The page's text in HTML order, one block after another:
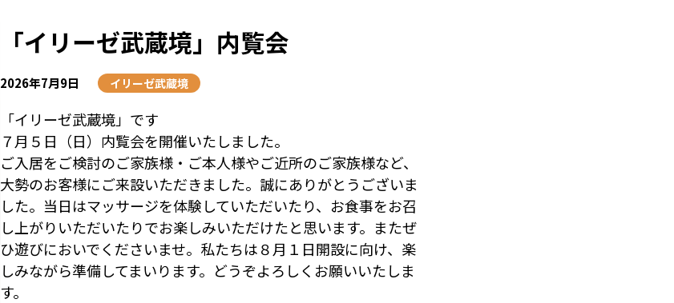
「イリーゼ武蔵境」内覧会
2026年7月9日 イリーゼ武蔵境
「イリーゼ武蔵境」です
７月５日（日）内覧会を開催いたしました。
ご入居をご検討のご家族様・ご本人様やご近所のご家族様など、
大勢のお客様にご来設いただきました。誠にありがとうございま
した。当日はマッサージを体験していただいたり、お食事をお召
し上がりいただいたりでお楽しみいただけたと思います。またぜ
ひ遊びにおいでくださいませ。私たちは８月１日開設に向け、楽
しみながら準備してまいります。どうぞよろしくお願いいたしま
す。